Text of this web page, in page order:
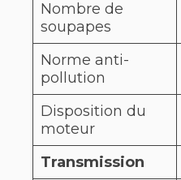
Nombre de
soupapes
Norme anti-
pollution
Disposition du
moteur
Transmission